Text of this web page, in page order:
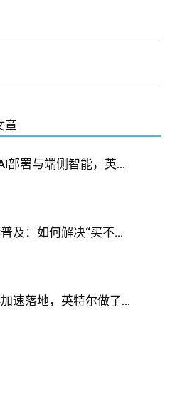
章
部署与端侧智能，英...
及：如何解决“买不...
速落地，英特尔做了...